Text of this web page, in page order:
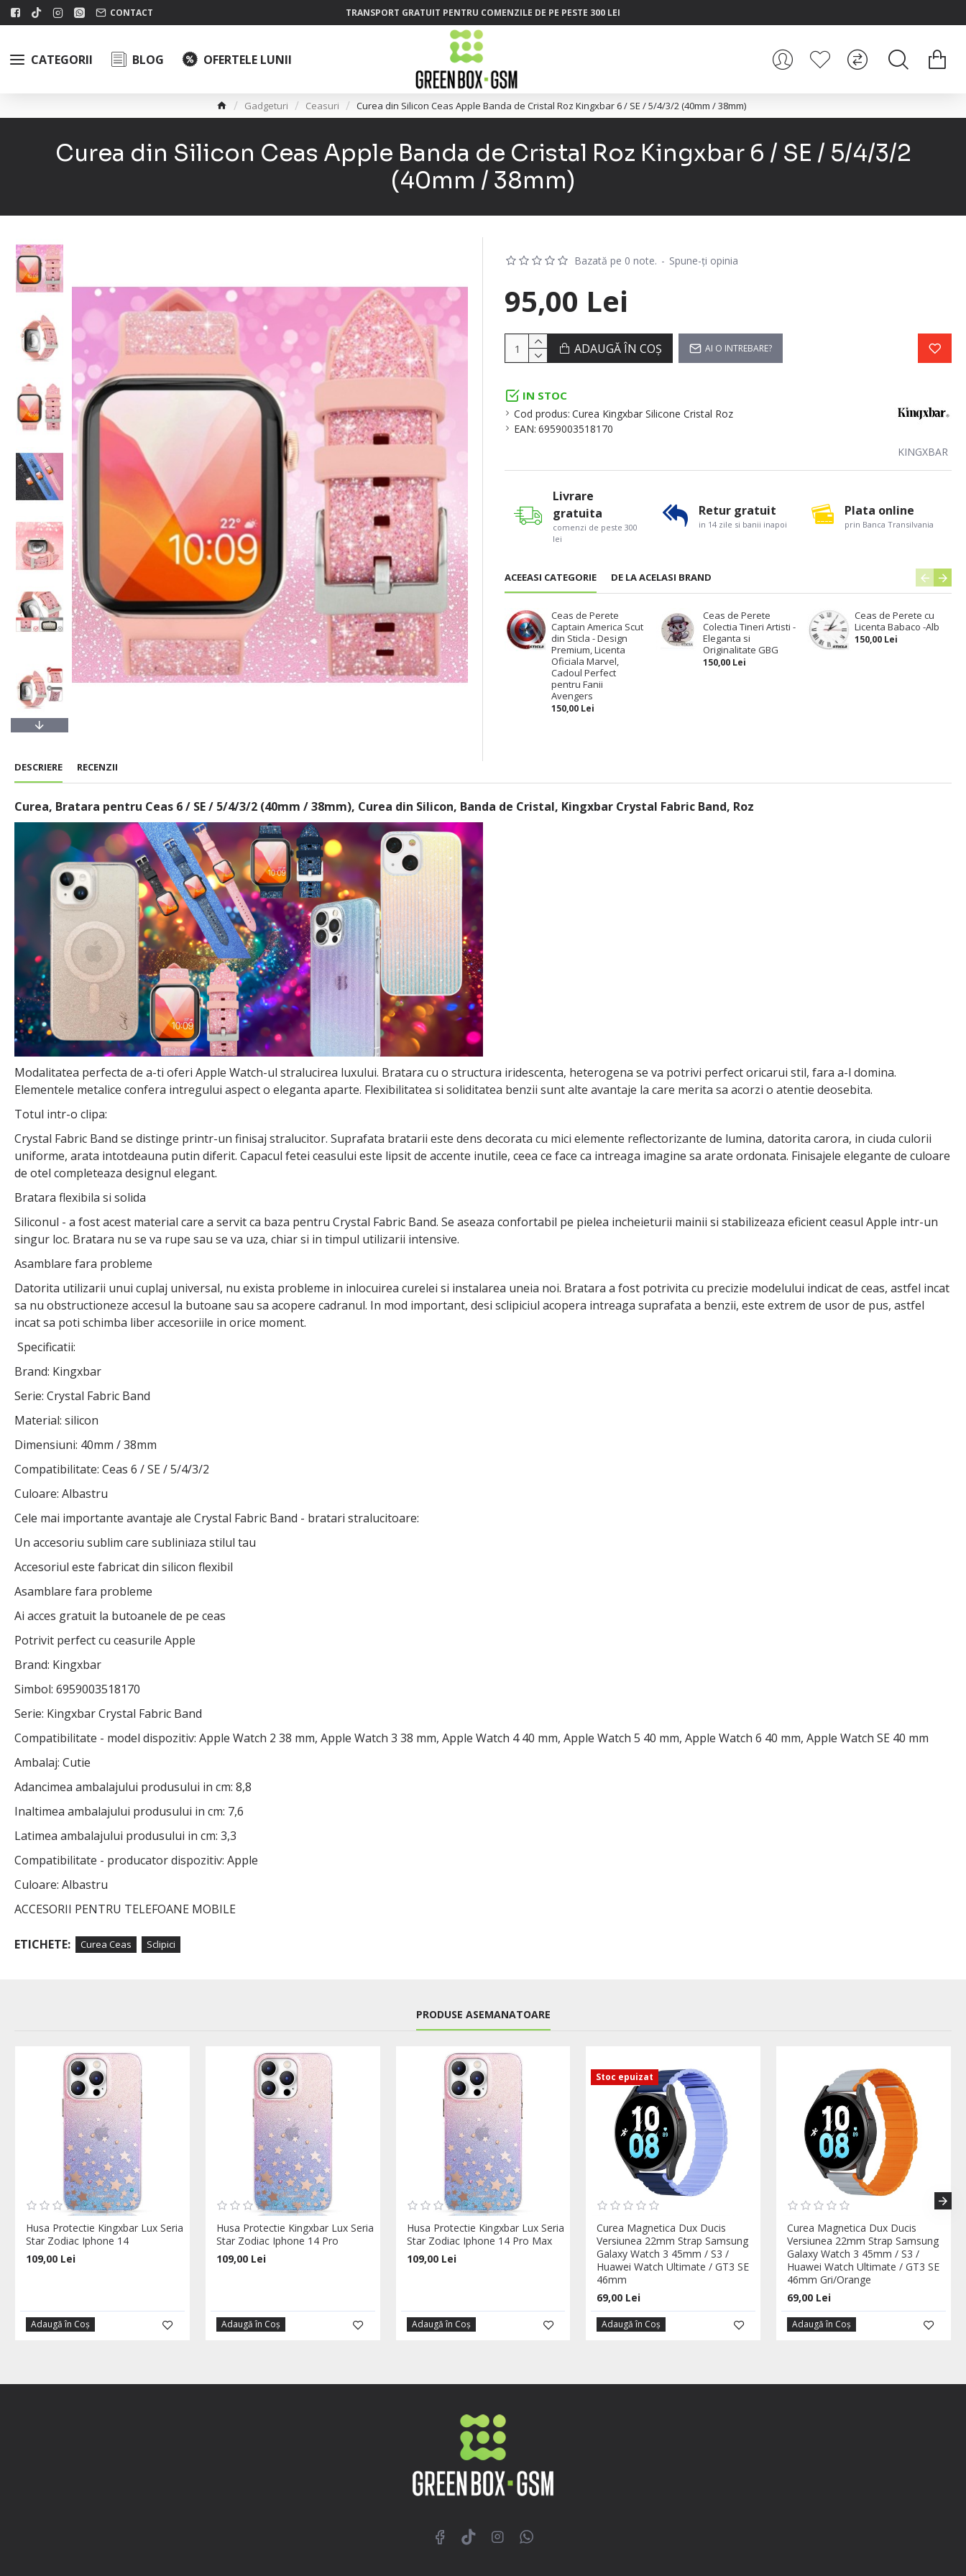
CONTACT TRANSPORT GRATUIT PENTRU COMENZILE DE PE PESTE 300 LEI
CATEGORII BLOG OFERTELE LUNII
Gadgeturi Ceasuri Curea din Silicon Ceas Apple Banda de Cristal Roz Kingxbar 6 / SE / 5/4/3/2 (40mm / 38mm)
Curea din Silicon Ceas Apple Banda de Cristal Roz Kingxbar 6 / SE / 5/4/3/2
(40mm / 38mm)
IN STOC
Cod produs: Curea Kingxbar Silicone Cristal Roz
EAN: 6959003518170
KINGXBAR
Bazată pe 0 note. - Spune-ţi opinia
95,00 Lei
ADAUGĂ ÎN COŞ AI O INTREBARE?
ACEEASI CATEGORIE DE LA ACELASI BRAND
Ceas de Perete
Captain America Scut
din Sticla - Design
Premium, Licenta
Oficiala Marvel,
Cadoul Perfect
pentru Fanii
Avengers
150,00 Lei
Ceas de Perete
Colectia Tineri Artisti -
Eleganta si
Originalitate GBG
150,00 Lei
Ceas de Perete cu
Licenta Babaco -Alb
150,00 Lei
Livrare
gratuita
comenzi de peste 300
lei
Retur gratuit
in 14 zile si banii inapoi
Plata online
prin Banca Transilvania
DESCRIERE RECENZII
Curea, Bratara pentru Ceas 6 / SE / 5/4/3/2 (40mm / 38mm), Curea din Silicon, Banda de Cristal, Kingxbar Crystal Fabric Band, Roz
Modalitatea perfecta de a-ti oferi Apple Watch-ul stralucirea luxului. Bratara cu o structura iridescenta, heterogena se va potrivi perfect oricarui stil, fara a-l domina.
Elementele metalice confera intregului aspect o eleganta aparte. Flexibilitatea si soliditatea benzii sunt alte avantaje la care merita sa acorzi o atentie deosebita.
Totul intr-o clipa:
Crystal Fabric Band se distinge printr-un finisaj stralucitor. Suprafata bratarii este dens decorata cu mici elemente reflectorizante de lumina, datorita carora, in ciuda culorii
uniforme, arata intotdeauna putin diferit. Capacul fetei ceasului este lipsit de accente inutile, ceea ce face ca intreaga imagine sa arate ordonata. Finisajele elegante de culoare
de otel completeaza designul elegant.
Bratara flexibila si solida
Siliconul - a fost acest material care a servit ca baza pentru Crystal Fabric Band. Se aseaza confortabil pe pielea incheieturii mainii si stabilizeaza eficient ceasul Apple intr-un
singur loc. Bratara nu se va rupe sau se va uza, chiar si in timpul utilizarii intensive.
Asamblare fara probleme
Datorita utilizarii unui cuplaj universal, nu exista probleme in inlocuirea curelei si instalarea uneia noi. Bratara a fost potrivita cu precizie modelului indicat de ceas, astfel incat
sa nu obstructioneze accesul la butoane sau sa acopere cadranul. In mod important, desi sclipiciul acopera intreaga suprafata a benzii, este extrem de usor de pus, astfel
incat sa poti schimba liber accesoriile in orice moment.
Specificatii:
Brand: Kingxbar
Serie: Crystal Fabric Band
Material: silicon
Dimensiuni: 40mm / 38mm
Compatibilitate: Ceas 6 / SE / 5/4/3/2
Culoare: Albastru
Cele mai importante avantaje ale Crystal Fabric Band - bratari stralucitoare:
Un accesoriu sublim care subliniaza stilul tau
Accesoriul este fabricat din silicon flexibil
Asamblare fara probleme
Ai acces gratuit la butoanele de pe ceas
Potrivit perfect cu ceasurile Apple
Brand: Kingxbar
Simbol: 6959003518170
Serie: Kingxbar Crystal Fabric Band
Compatibilitate - model dispozitiv: Apple Watch 2 38 mm, Apple Watch 3 38 mm, Apple Watch 4 40 mm, Apple Watch 5 40 mm, Apple Watch 6 40 mm, Apple Watch SE 40 mm
Ambalaj: Cutie
Adancimea ambalajului produsului in cm: 8,8
Inaltimea ambalajului produsului in cm: 7,6
Latimea ambalajului produsului in cm: 3,3
Compatibilitate - producator dispozitiv: Apple
Culoare: Albastru
ACCESORII PENTRU TELEFOANE MOBILE
ETICHETE: Curea Ceas Sclipici
PRODUSE ASEMANATOARE
Husa Protectie Kingxbar Lux Seria
Star Zodiac Iphone 14
109,00 Lei
Adaugă în Coş
Husa Protectie Kingxbar Lux Seria
Star Zodiac Iphone 14 Pro
109,00 Lei
Adaugă în Coş
Husa Protectie Kingxbar Lux Seria
Star Zodiac Iphone 14 Pro Max
109,00 Lei
Adaugă în Coş
Stoc epuizat
Curea Magnetica Dux Ducis
Versiunea 22mm Strap Samsung
Galaxy Watch 3 45mm / S3 /
Huawei Watch Ultimate / GT3 SE
46mm
69,00 Lei
Adaugă în Coş
Curea Magnetica Dux Ducis
Versiunea 22mm Strap Samsung
Galaxy Watch 3 45mm / S3 /
Huawei Watch Ultimate / GT3 SE
46mm Gri/Orange
69,00 Lei
Adaugă în Coş